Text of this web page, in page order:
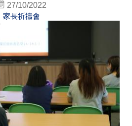
27/10/2022
家長祈禱會